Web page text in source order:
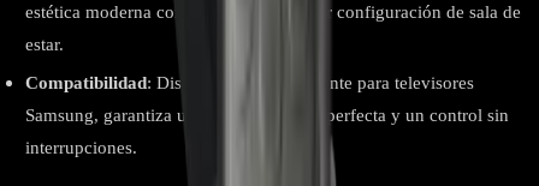
estética moderna complementa cualquier configuración de sala de
estar.
Compatibilidad: Diseñado específicamente para televisores
Samsung, garantiza una compatibilidad perfecta y un control sin
interrupciones.